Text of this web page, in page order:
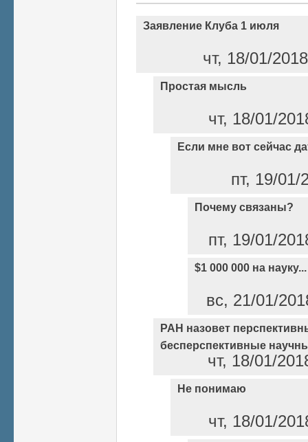
Заявление Клуба 1 июля
чт, 18/01/
Простая мысль
чт, 18/01/
Если мне вот сейчас
пт, 19/
Почему связаны?
пт, 19/01/
$1 000 000 на науку...
вс, 21/01/
РАН назовет
бесперспективные
чт, 18/01/
Не понимаю
чт, 18/01/